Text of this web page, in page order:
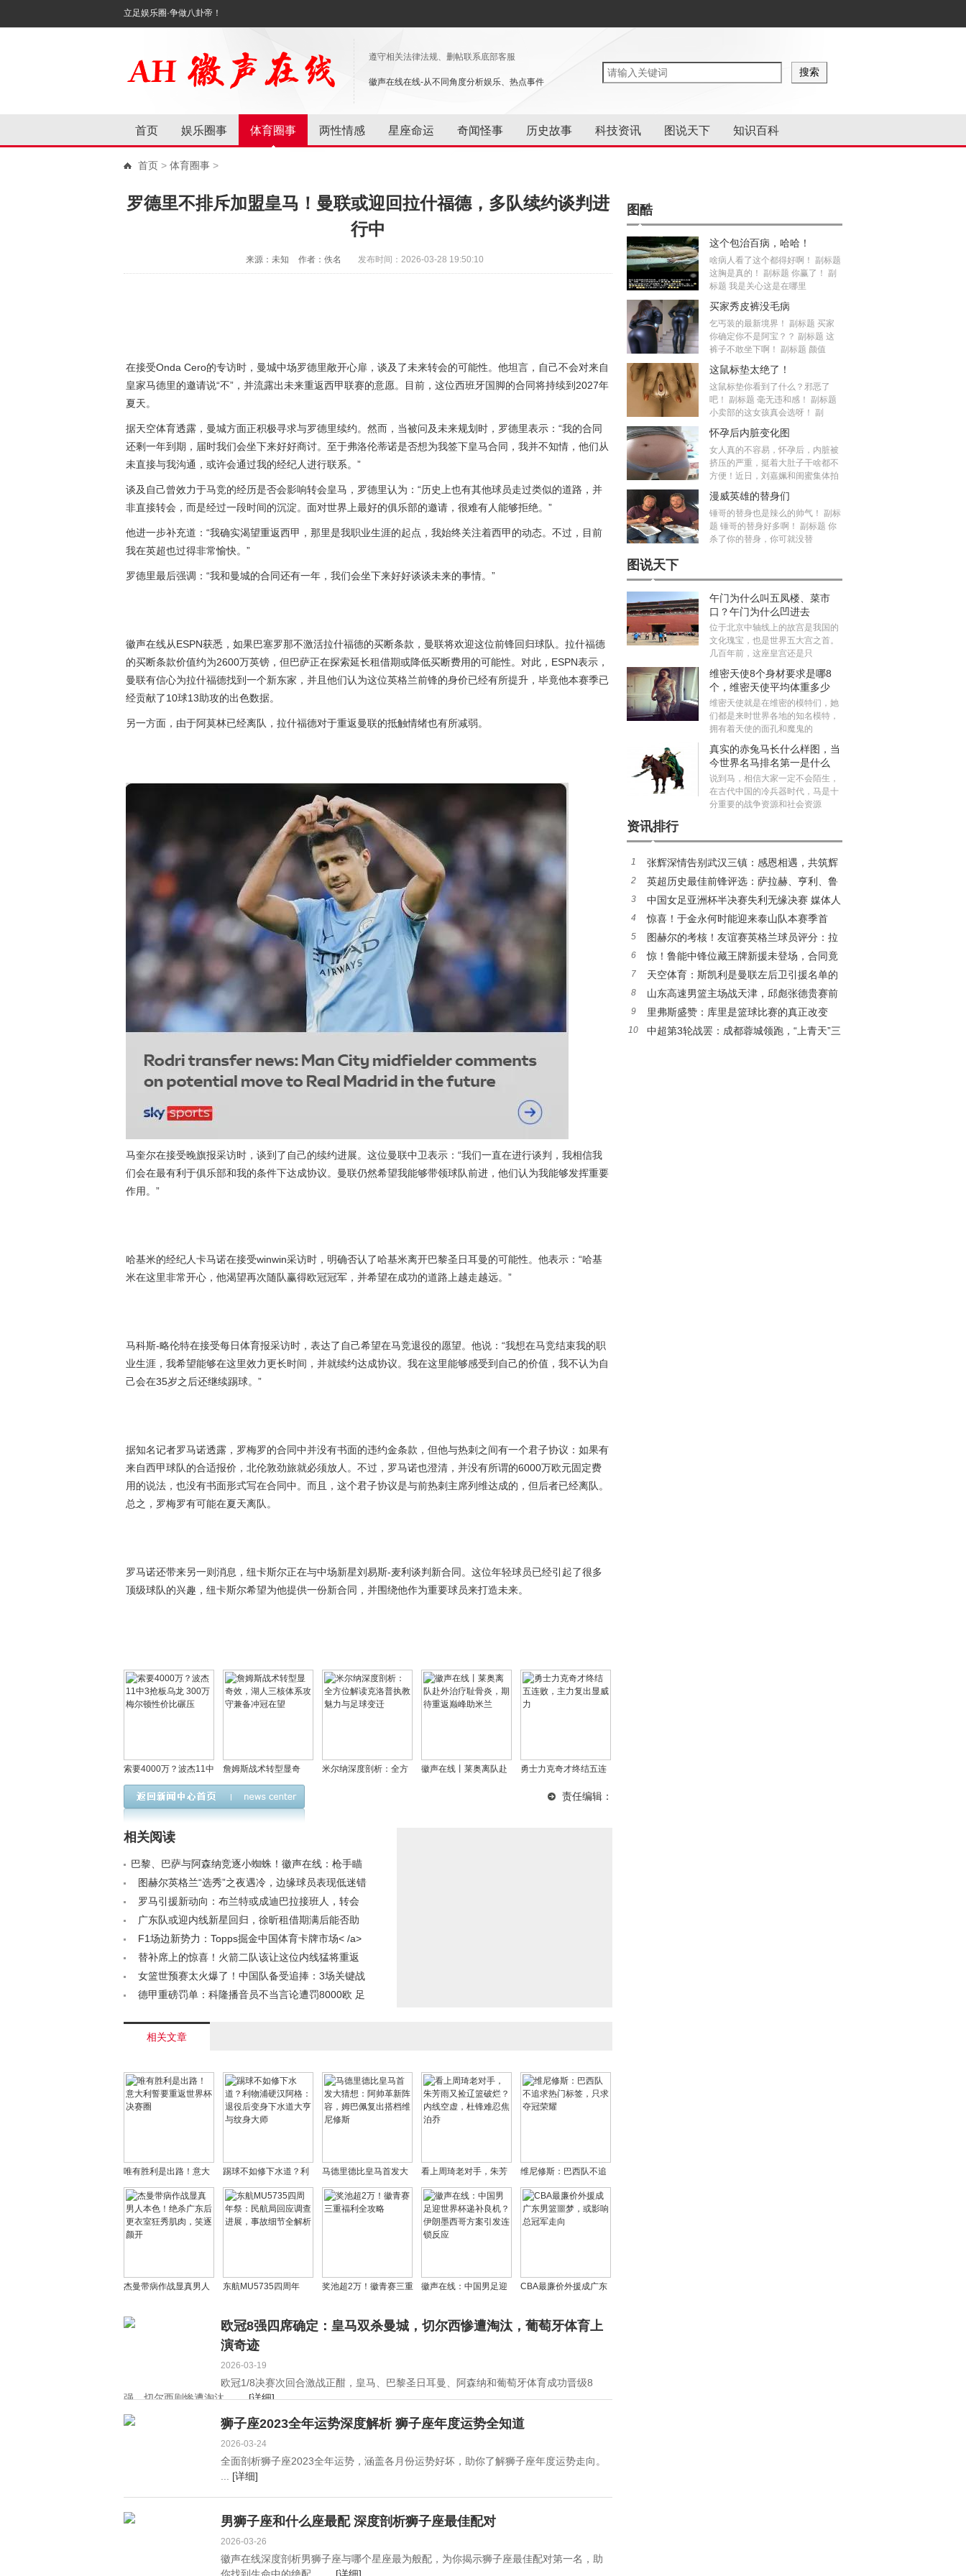
立足娱乐圈·争做八卦帝！
遵守相关法律法规、删帖联系底部客服
徽声在线在线-从不同角度分析娱乐、热点事件
首页 娱乐圈事 体育圈事 两性情感 星座命运 奇闻怪事 历史故事 科技资讯 图说天下 知识百科
首页 > 体育圈事 >
罗德里不排斥加盟皇马！曼联或迎回拉什福德，多队续约谈判进
行中
来源：未知 作者：佚名 发布时间：2026-03-28 19:50:10
在接受Onda Cero的专访时，曼城中场罗德里敞开心扉，谈及了未来转会的可能性。他坦言，自己不会对来自
皇家马德里的邀请说“不”，并流露出未来重返西甲联赛的意愿。目前，这位西班牙国脚的合同将持续到2027年
夏天。
据天空体育透露，曼城方面正积极寻求与罗德里续约。然而，当被问及未来规划时，罗德里表示：“我的合同
还剩一年到期，届时我们会坐下来好好商讨。至于弗洛伦蒂诺是否想为我签下皇马合同，我并不知情，他们从
未直接与我沟通，或许会通过我的经纪人进行联系。”
谈及自己曾效力于马竞的经历是否会影响转会皇马，罗德里认为：“历史上也有其他球员走过类似的道路，并
非直接转会，而是经过一段时间的沉淀。面对世界上最好的俱乐部的邀请，很难有人能够拒绝。”
他进一步补充道：“我确实渴望重返西甲，那里是我职业生涯的起点，我始终关注着西甲的动态。不过，目前
我在英超也过得非常愉快。”
罗德里最后强调：“我和曼城的合同还有一年，我们会坐下来好好谈谈未来的事情。”
徽声在线从ESPN获悉，如果巴塞罗那不激活拉什福德的买断条款，曼联将欢迎这位前锋回归球队。拉什福德
的买断条款价值约为2600万英镑，但巴萨正在探索延长租借期或降低买断费用的可能性。对此，ESPN表示，
曼联有信心为拉什福德找到一个新东家，并且他们认为这位英格兰前锋的身价已经有所提升，毕竟他本赛季已
经贡献了10球13助攻的出色数据。
另一方面，由于阿莫林已经离队，拉什福德对于重返曼联的抵触情绪也有所减弱。
马奎尔在接受晚旗报采访时，谈到了自己的续约进展。这位曼联中卫表示：“我们一直在进行谈判，我相信我
们会在最有利于俱乐部和我的条件下达成协议。曼联仍然希望我能够带领球队前进，他们认为我能够发挥重要
作用。”
哈基米的经纪人卡马诺在接受winwin采访时，明确否认了哈基米离开巴黎圣日耳曼的可能性。他表示：“哈基
米在这里非常开心，他渴望再次随队赢得欧冠冠军，并希望在成功的道路上越走越远。”
马科斯-略伦特在接受每日体育报采访时，表达了自己希望在马竞退役的愿望。他说：“我想在马竞结束我的职
业生涯，我希望能够在这里效力更长时间，并就续约达成协议。我在这里能够感受到自己的价值，我不认为自
己会在35岁之后还继续踢球。”
据知名记者罗马诺透露，罗梅罗的合同中并没有书面的违约金条款，但他与热刺之间有一个君子协议：如果有
来自西甲球队的合适报价，北伦敦劲旅就必须放人。不过，罗马诺也澄清，并没有所谓的6000万欧元固定费
用的说法，也没有书面形式写在合同中。而且，这个君子协议是与前热刺主席列维达成的，但后者已经离队。
总之，罗梅罗有可能在夏天离队。
罗马诺还带来另一则消息，纽卡斯尔正在与中场新星刘易斯-麦利谈判新合同。这位年轻球员已经引起了很多
顶级球队的兴趣，纽卡斯尔希望为他提供一份新合同，并围绕他作为重要球员来打造未来。
索要4000万？波杰11中
3抢板乌龙 300万梅尔顿
性价比碾压
詹姆斯战术转型显奇
效，湖人三核体系攻守
米尔纳深度剖析：全方
徽声在线丨莱奥离队赴
勇士力克奇才终结五连
责任编辑：
相关阅读
巴黎、巴萨与阿森纳竞逐小蜘蛛！徽声在线：枪手瞄
准克瓦拉茨赫利亚< /a>
图赫尔英格兰“选秀”之夜遇冷，边缘球员表现低迷错
失良机< /a>
罗马引援新动向：布兰特或成迪巴拉接班人，转会
谈判暗藏三大变量< /a>
广东队或迎内线新星回归，徐昕租借期满后能否助
杜锋再夺总冠军？< /a>
F1场边新势力：Topps掘金中国体育卡牌市场< /a>
替补席上的惊喜！火箭二队该让这位内线猛将重返
先发了吗？< /a>
女篮世预赛太火爆了！中国队备受追捧：3场关键战
上座率100%！< /a>
德甲重磅罚单：科隆播音员不当言论遭罚8000欧 足
相关文章
唯有胜利是出路！意大
利誓要重返世界杯决赛
圈
踢球不如修下水道？利
物浦硬汉阿格：退役后
变身下水道大亨与纹身
大师
马德里德比皇马首发大
猜想：阿帅革新阵容，
姆巴佩复出搭档维尼修
看上周琦老对手，朱芳
雨又捡辽篮破烂？内线
空虚，杜锋难忍焦泊乔
维尼修斯：巴西队不追
求热门标签，只求夺冠
荣耀
杰曼带病作战显真男人
室狂秀肌肉，笑逐颜开
东航MU5735四周年
展，事故细节全解析
奖池超2万！徽青赛三重
徽声在线：中国男足迎
墨西哥方案引发连锁反
CBA最廉价外援成广东
军走向
欧冠8强四席确定：皇马双杀曼城，切尔西惨遭淘汰，葡萄牙体育上
演奇迹
2026-03-19
欧冠1/8决赛次回合激战正酣，皇马、巴黎圣日耳曼、阿森纳和葡萄牙体育成功晋级8
强，切尔西则惨遭淘汰。 ...[详细]
狮子座2023全年运势深度解析 狮子座年度运势全知道
2026-03-24
全面剖析狮子座2023全年运势，涵盖各月份运势好坏，助你了解狮子座年度运势走向。
[详细]
男狮子座和什么座最配 深度剖析狮子座最佳配对
2026-03-26
徽声在线深度剖析男狮子座与哪个星座最为般配，为你揭示狮子座最佳配对第一名，助
图酷
这个包治百病，哈哈！
啥病人看了这个都得好啊！ 副标题
这胸是真的！ 副标题 你赢了！ 副
标题 我是关心这是在哪里
买家秀皮裤没毛病
乞丐装的最新境界！ 副标题 买家
你确定你不是阿宝？？ 副标题 这
裤子不敢坐下啊！ 副标题 颜值
这鼠标垫太绝了！
这鼠标垫你看到了什么？邪恶了
吧！ 副标题 毫无违和感！ 副标题
小卖部的这女孩真会选呀！ 副
怀孕后内脏变化图
女人真的不容易，怀孕后，内脏被
挤压的严重，挺着大肚子干啥都不
方便！近日，刘嘉姵和闺蜜集体拍
漫威英雄的替身们
锤哥的替身也是辣么的帅气！ 副标
题 锤哥的替身好多啊！ 副标题 你
杀了你的替身，你可就没替
图说天下
午门为什么叫五凤楼、菜市
口？午门为什么凹进去
位于北京中轴线上的故宫是我国的
文化瑰宝，也是世界五大宫之首。
几百年前，这座皇宫还是只
维密天使8个身材要求是哪8
个，维密天使平均体重多少
斤？
维密天使就是在维密的模特们，她
们都是来时世界各地的知名模特，
拥有着天使的面孔和魔鬼的
真实的赤兔马长什么样图，当
今世界名马排名第一是什么
马？
说到马，相信大家一定不会陌生，
在古代中国的冷兵器时代，马是十
分重要的战争资源和社会资源
资讯排行
1
张辉深情告别武汉三镇：感恩相遇，共筑辉
煌旅程
2
英超历史最佳前锋评选：萨拉赫、亨利、鲁
尼、C罗等巨星入围
3
中国女足亚洲杯半决赛失利无缘决赛 媒体人
热议米利西奇去留
4
惊喜！于金永何时能迎来泰山队本赛季首
秀？或成王大雷理想接班人
5
图赫尔的考核！友谊赛英格兰球员评分：拉
师傅独秀 本怀特回归抢戏
6
惊！鲁能中锋位藏王牌新援未登场，合同竟
签至2026年底
7
天空体育：斯凯利是曼联左后卫引援名单的
一员；罗马诺：曼联已多次派球探考察迪奥曼德
8
山东高速男篮主场战天津，邱彪张德贵赛前
友好互动引关注
9
里弗斯盛赞：库里是篮球比赛的真正改变
者，影响力超越KD与詹姆斯
10
中超第3轮战罢：成都蓉城领跑，“上青天”三